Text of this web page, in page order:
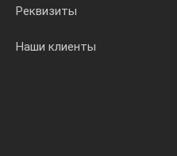
Реквизиты
Наши клиенты